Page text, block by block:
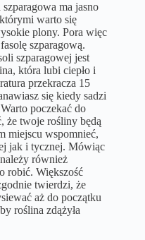
ma jasno
warto się
plony. Pora więc
szparagową.
szparagowej jest
która lubi ciepło i
przekracza 15
się kiedy sadzi
poczekać do
że twoje rośliny będą
miejscu wspomnieć,
jak i tycznej. Mówiąc
również
robić. Większość
twierdzi, że
aż do początku
roślina zdążyła